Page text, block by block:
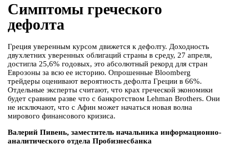
Симптомы греческого
дефолта
Греция уверенным курсом движется к дефолту. Доходность
двухлетних уверенных облигаций страны в среду, 27 апреля,
достигла 25,6% годовых, это абсолютный рекорд для стран
Еврозоны за всю ее историю. Опрошенные Bloomberg
трейдеры оценивают вероятность дефолта Греции в 66%.
Отдельные эксперты считают, что крах греческой экономики
будет сравним разве что с банкротством Lehman Brothers. Они
не исключают, что с Афин может начаться новая волна
мирового финансового кризиса.
Валерий Пивень, заместитель начальника информационно-
аналитического отдела Пробизнесбанка